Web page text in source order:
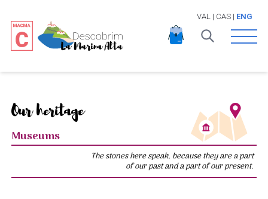
VAL | CAS| ENG
Open
Our heritage
Museums
The stones here speak, because they are a part
of our past and a part of our present.